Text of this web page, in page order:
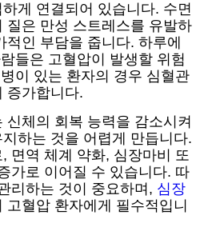
게 연결되어 있습니다. 수면
질은 만성 스트레스를 유발하
인 부담을 줍니다. 하루에
들은 고혈압이 발생할 위험
이 있는 환자의 경우 심혈관
증가합니다.
신체의 회복 능력을 감소시켜
하는 것을 어렵게 만듭니다.
면역 체계 약화, 심장마비 또
가로 이어질 수 있습니다. 따
리하는 것이 중요하며, 심장
고혈압 환자에게 필수적입니